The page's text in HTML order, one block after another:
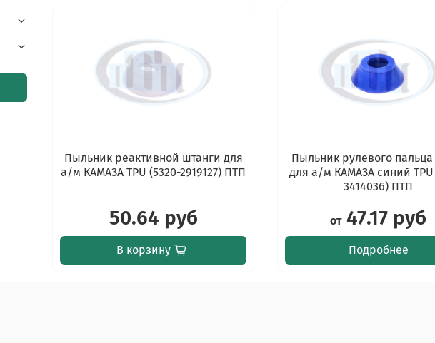
Пыльник реактивной штанги для
а/м КАМАЗА TPU (5320-2919127) ПТП
50.64 руб
В корзину
Пыльник рулевого пальца
для а/м КАМАЗА синий TPU
3414036) ПТП
от 47.17 руб
Подробнее